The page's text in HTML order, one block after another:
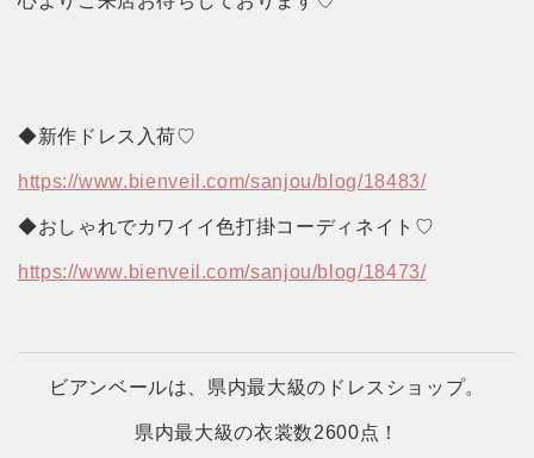
◆新作ドレス入荷♡
https://www.bienveil.com/sanjou/blog/18483/
◆おしゃれでカワイイ色打掛コーディネイト♡
https://www.bienveil.com/sanjou/blog/18473/
ビアンベールは、県内最大級のドレスショップ。
県内最大級の衣裳数2600点！